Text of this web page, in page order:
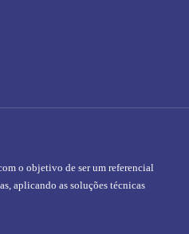
o objetivo de ser um referencial
aplicando as soluções técnicas